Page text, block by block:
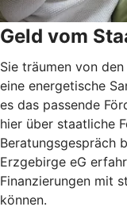
Geld vom
Sie träumen von
eine energetische
es das passende
hier über staatliche
Beratungsgespräch
Erzgebirge eG
Finanzierungen mit
können.